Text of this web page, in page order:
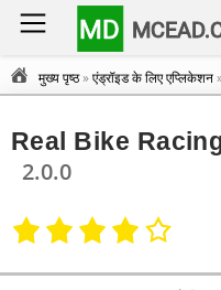
MD
मुख्य पृष्ठ»एंड्रॉइड के लिए एप्लिकेशन
Real Bike Racing
2.0.0